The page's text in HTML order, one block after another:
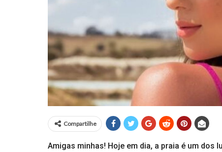
Compartilhe
Amigas minhas! Hoje em dia, a praia é um dos